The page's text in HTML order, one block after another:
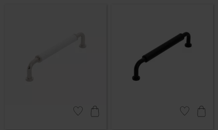
Lägg till i favoriter Lägg till i